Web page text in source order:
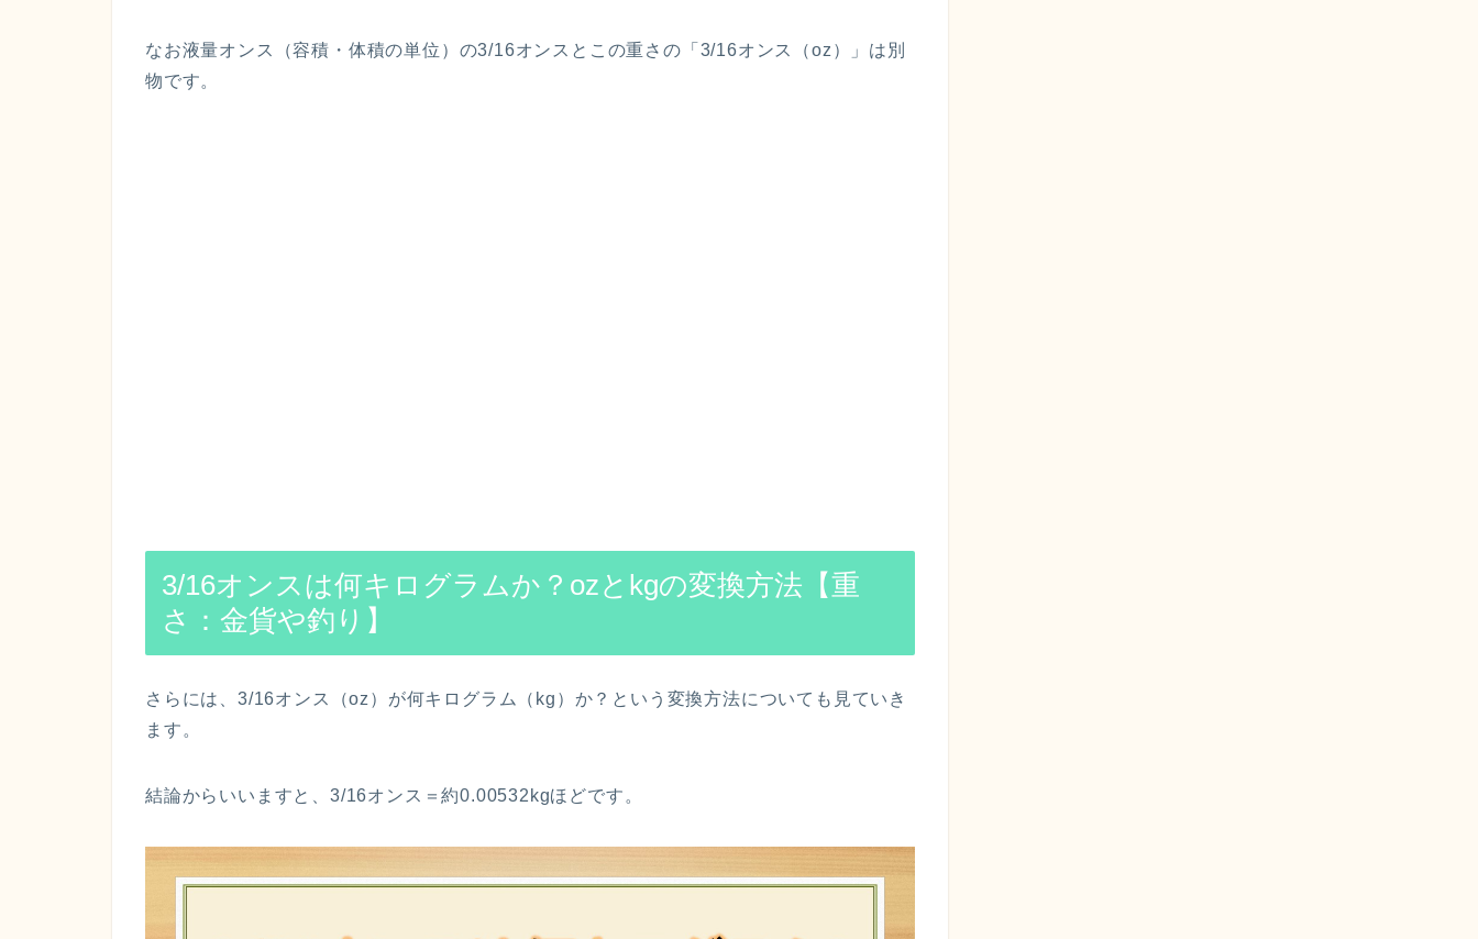
なお液量オンス（容積・体積の単位）の3/16オンスとこの重さの「3/16オンス（oz）」は別
物です。
3/16オンスは何キログラムか？ozとkgの変換方法【重
さ：金貨や釣り】
さらには、3/16オンス（oz）が何キログラム（kg）か？という変換方法についても見ていき
ます。
結論からいいますと、3/16オンス＝約0.00532kgほどです。